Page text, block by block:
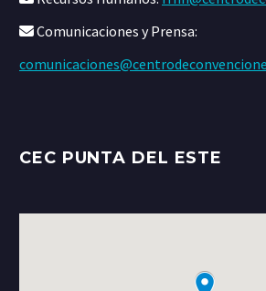
Comunicaciones y Prensa:
CEC PUNTA DEL ESTE